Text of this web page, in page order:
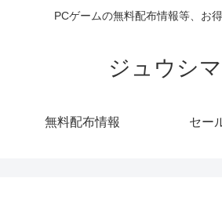
PCゲームの無料配布情報等、お
ジュウシ
無料配布情報 セー